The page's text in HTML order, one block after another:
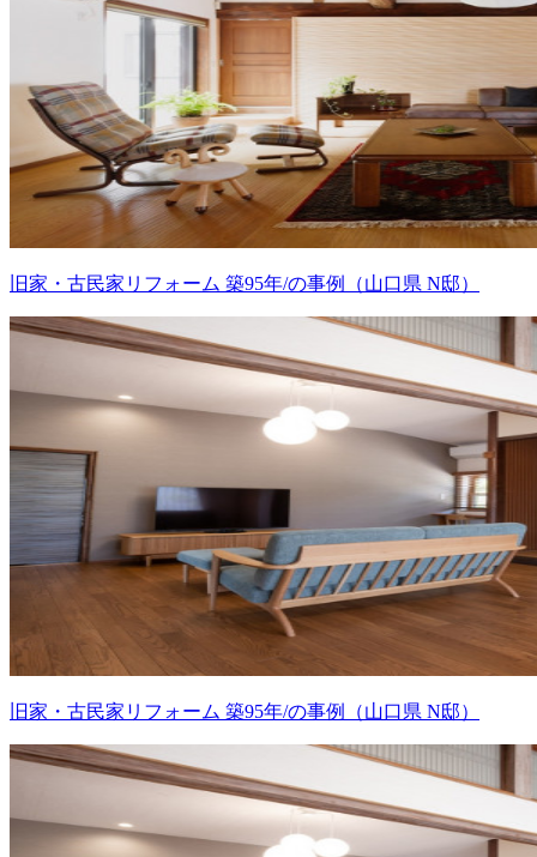
旧家・古民家リフォーム 築95年/の事例（山口県 N邸）
旧家・古民家リフォーム 築95年/の事例（山口県 N邸）